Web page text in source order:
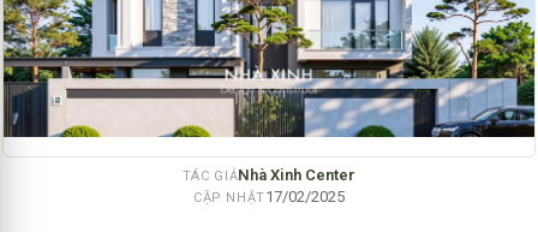
TÁC GIẢNhà Xinh Center
CẬP NHẬT17/02/2025